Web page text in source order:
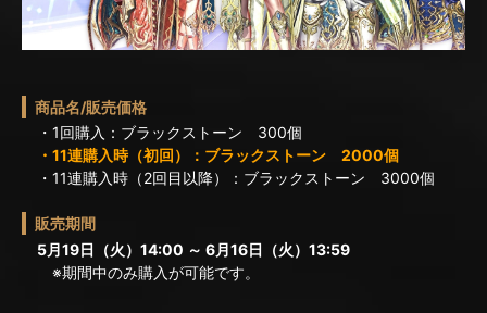
商品名/販売価格
・1回購入：ブラックストーン 300個
・11連購入時（初回）：ブラックストーン 2000個
・11連購入時（2回目以降）：ブラックストーン 3000個
販売期間
5月19日（火）14:00 ～ 6月16日（火）13:59
※期間中のみ購入が可能です。